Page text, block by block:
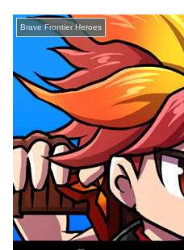
Brave Frontier Heroes